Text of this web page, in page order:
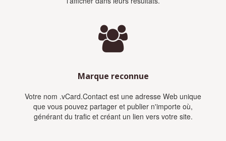
Marque reconnue
Votre nom .vCard.Contact est une adresse Web unique
que vous pouvez partager et publier n'importe où,
générant du trafic et créant un lien vers votre site.